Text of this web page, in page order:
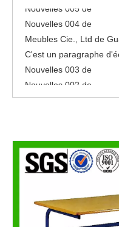
Nouvelles 004 de
Meubles Cie., Ltd de
C'est un paragraphe
Nouvelles 003 de
Nouvelles 002 de
Nouvelles 001 de
le faire
Nouvelles 005 de
Nouvelles 004 de